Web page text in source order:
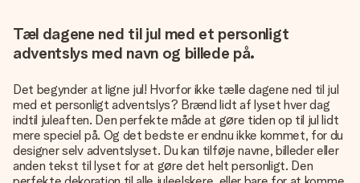
Tæl dagene ned til jul med et personligt
adventslys med navn og billede på.
Det begynder at ligne jul! Hvorfor ikke tælle dagene ned til jul
med et personligt adventslys? Brænd lidt af lyset hver dag
indtil juleaften. Den perfekte måde at gøre tiden op til jul lidt
mere speciel på. Og det bedste er endnu ikke kommet, for du
designer selv adventslyset. Du kan tilføje navne, billeder eller
anden tekst til lyset for at gøre det helt personligt. Den